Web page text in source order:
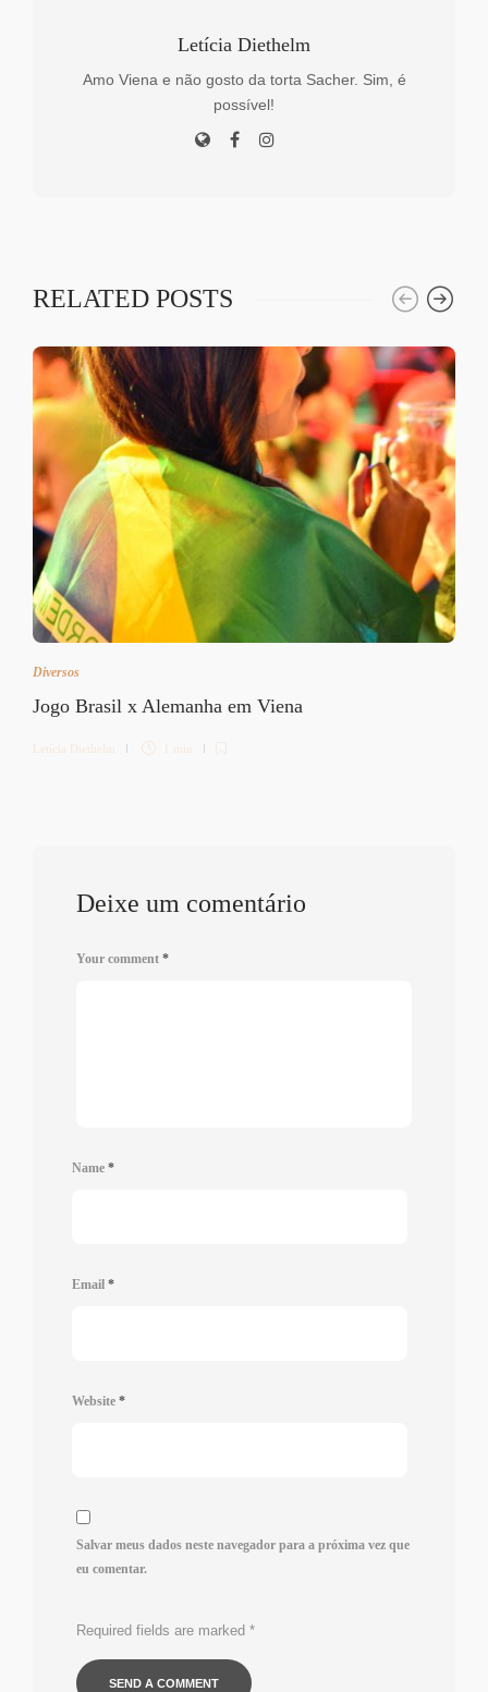
Letícia Diethelm
Amo Viena e não gosto da torta Sacher. Sim, é
possível!
RELATED POSTS
Diversos
Jogo Brasil x Alemanha em Viena
Letícia Diethelm 1 min
Deixe um comentário
Your comment *
Name *
Email *
Website *
Salvar meus dados neste navegador para a próxima vez que
eu comentar.
Required fields are marked *